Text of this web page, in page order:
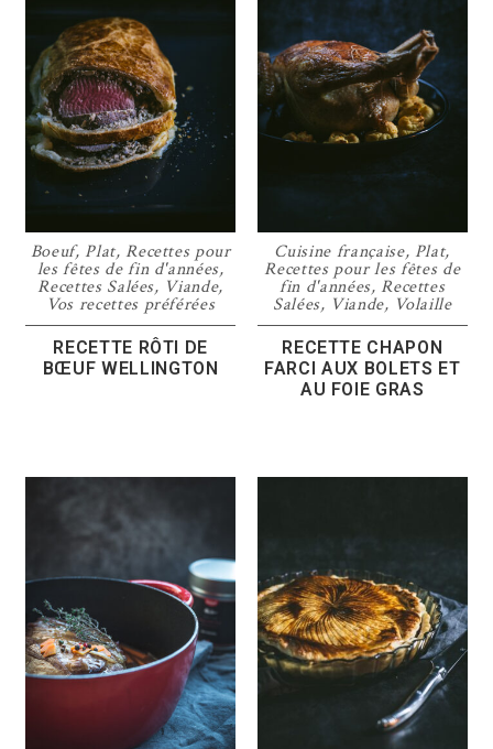
Boeuf, Plat,Recettes pour
les fêtes de fin d'années,
Recettes Salées, Viande,
Vos recettes préférées
RECETTE RÔTI DE
BŒUF WELLINGTON
Cuisine française, Plat,
Recettes pour les fêtes de
fin d'années,Recettes
Salées, Viande, Volaille
RECETTE CHAPON
FARCI AUX BOLETS ET
AU FOIE GRAS